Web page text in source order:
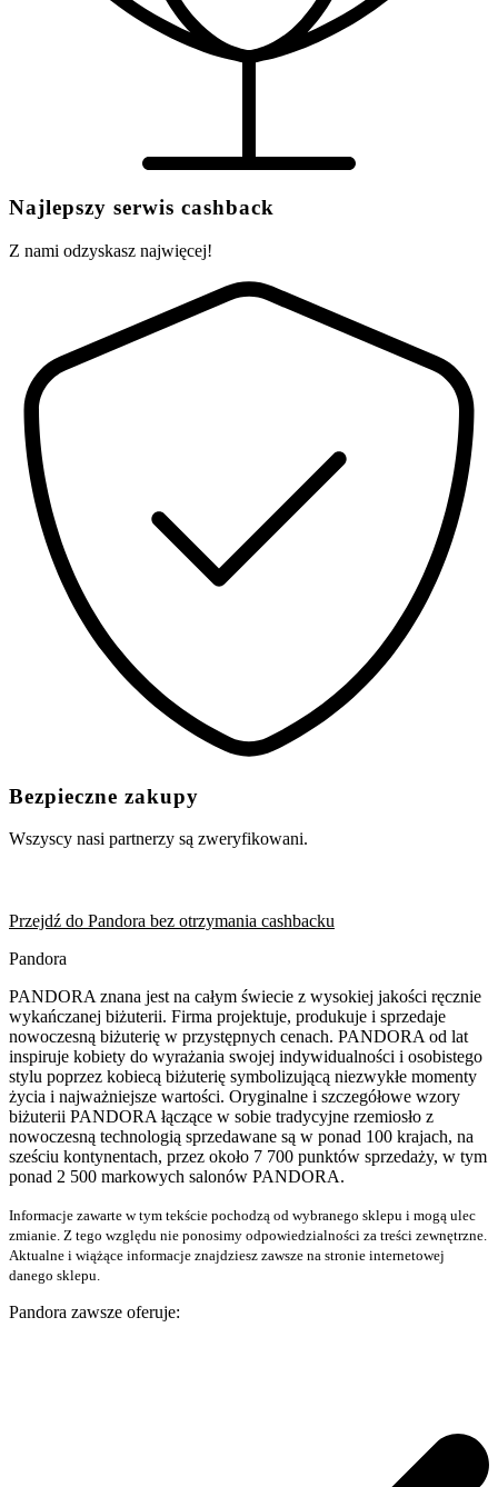
Najlepszy serwis cashback
Z nami odzyskasz najwięcej!
Bezpieczne zakupy
Wszyscy nasi partnerzy są zweryfikowani.
Przejdź do Pandora bez otrzymania cashbacku
Pandora
PANDORA znana jest na całym świecie z wysokiej jakości ręcznie
wykańczanej biżuterii. Firma projektuje, produkuje i sprzedaje
nowoczesną biżuterię w przystępnych cenach. PANDORA od lat
inspiruje kobiety do wyrażania swojej indywidualności i osobistego
stylu poprzez kobiecą biżuterię symbolizującą niezwykłe momenty
życia i najważniejsze wartości. Oryginalne i szczegółowe wzory
biżuterii PANDORA łączące w sobie tradycyjne rzemiosło z
nowoczesną technologią sprzedawane są w ponad 100 krajach, na
sześciu kontynentach, przez około 7 700 punktów sprzedaży, w tym
ponad 2 500 markowych salonów PANDORA.
Informacje zawarte w tym tekście pochodzą od wybranego sklepu i mogą ulec
zmianie. Z tego względu nie ponosimy odpowiedzialności za treści zewnętrzne.
Aktualne i wiążące informacje znajdziesz zawsze na stronie internetowej
danego sklepu.
Pandora zawsze oferuje: